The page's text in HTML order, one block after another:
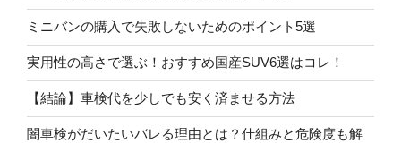
ミニバンの購入で失敗しないためのポイント5選
実用性の高さで選ぶ！おすすめ国産SUV6選はコレ！
【結論】車検代を少しでも安く済ませる方法
闇車検がだいたいバレる理由とは？仕組みと危険度も解